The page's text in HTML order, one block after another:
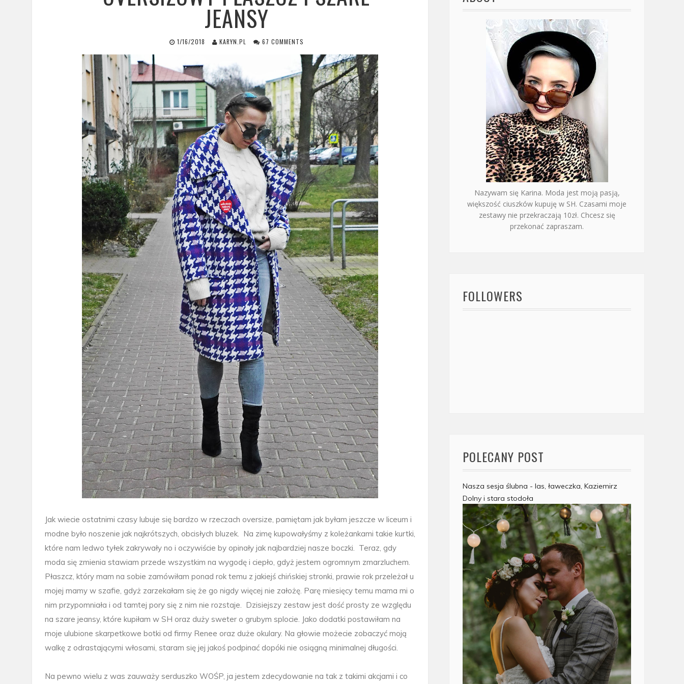
JEANSY
1/16/2018 KARYN.PL 67 COMMENTS
Jak wiecie ostatnimi czasy lubuje się bardzo w rzeczach oversize, pamiętam jak byłam jeszcze w liceum i
modne było noszenie jak najkrótszych, obcisłych bluzek. Na zimę kupowałyśmy z koleżankami takie kurtki,
które nam ledwo tyłek zakrywały no i oczywiście by opinały jak najbardziej nasze boczki. Teraz, gdy
moda się zmienia stawiam przede wszystkim na wygodę i ciepło, gdyż jestem ogromnym zmarzluchem.
Płaszcz, który mam na sobie zamówiłam ponad rok temu z jakiejś chińskiej stronki, prawie rok przeleżał u
mojej mamy w szafie, gdyż zarzekałam się że go nigdy więcej nie założę. Parę miesięcy temu mama mi o
nim przypomniała i od tamtej pory się z nim nie rozstaje. Dzisiejszy zestaw jest dość prosty ze względu
na szare jeansy, które kupiłam w SH oraz duży sweter o grubym splocie. Jako dodatki postawiłam na
moje ulubione skarpetkowe botki od firmy Renee oraz duże okulary. Na głowie możecie zobaczyć moją
walkę z odrastającymi włosami, staram się jej jakoś podpinać dopóki nie osiągną minimalnej długości.
Na pewno wielu z was zauważy serduszko WOŚP, ja jestem zdecydowanie na tak z takimi akcjami i co
Nazywam się Karina. Moda jest moją pasją,
większość ciuszków kupuję w SH. Czasami moje
zestawy nie przekraczają 10zł. Chcesz się
przekonać zapraszam.
FOLLOWERS
POLECANY POST
Nasza sesja ślubna - las, ławeczka, Kaziemirz
Dolny i stara stodoła